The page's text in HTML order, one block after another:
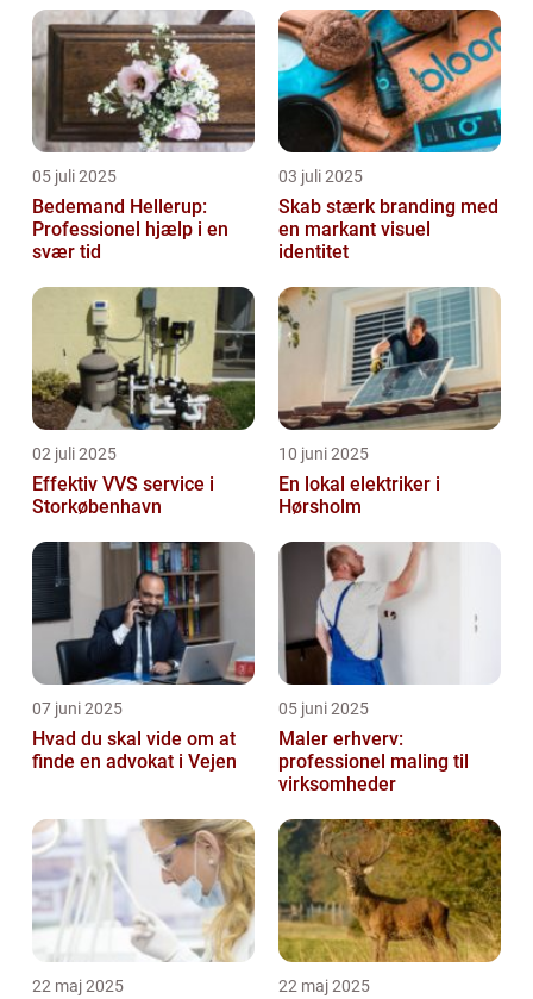
05 juli 2025
Bedemand Hellerup:
Professionel hjælp i en
svær tid
03 juli 2025
Skab stærk branding med
en markant visuel
identitet
02 juli 2025
Effektiv VVS service i
Storkøbenhavn
10 juni 2025
En lokal elektriker i
Hørsholm
07 juni 2025
Hvad du skal vide om at
finde en advokat i Vejen
05 juni 2025
Maler erhverv:
professionel maling til
virksomheder
22 maj 2025 22 maj 2025